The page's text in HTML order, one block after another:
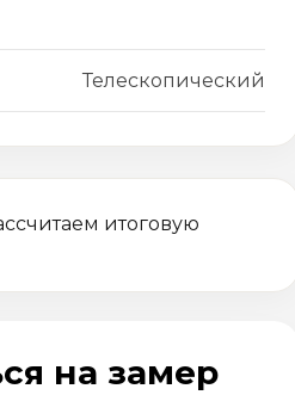
Телескопический
итоговую
на замер